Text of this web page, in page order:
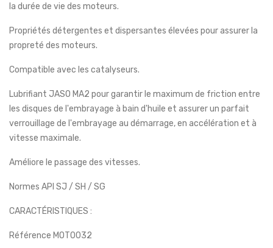
la durée de vie des moteurs.
Propriétés détergentes et dispersantes élevées pour assurer la
propreté des moteurs.
Compatible avec les catalyseurs.
Lubrifiant JASO MA2 pour garantir le maximum de friction entre
les disques de l'embrayage à bain d'huile et assurer un parfait
verrouillage de l'embrayage au démarrage, en accélération et à
vitesse maximale.
Améliore le passage des vitesses.
Normes API SJ / SH / SG
CARACTÉRISTIQUES :
Référence MOT0032